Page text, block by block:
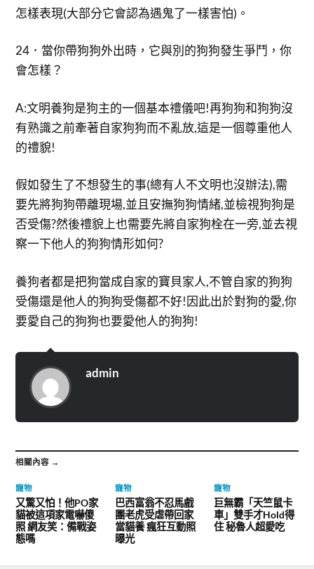
怎樣表現(大部分它會認為遇鬼了一樣害怕)。
24．當你帶狗狗外出時，它與別的狗狗發生爭鬥，你
會怎樣？
A:文明養狗是狗主的一個基本禮儀吧!再狗狗和狗狗沒
有熟識之前牽著自家狗狗而不亂放,這是一個尊重他人
的禮貌!
假如發生了不想發生的事(總有人不文明也沒辦法),需
要先將狗狗帶離現場,並且安撫狗狗情緒,並檢視狗狗是
否受傷?然後禮貌上也需要先將自家狗栓在一旁,並去視
察一下他人的狗狗情形如何?
養狗者都是把狗當成自家的寶貝家人,不管自家的狗狗
受傷還是他人的狗狗受傷都不好!因此出於對狗的愛,你
要愛自己的狗狗也要愛他人的狗狗!
admin
相關內容 →
寵物
又驚又怕！他PO家
貓被這項家電嚇傻
照 網友笑：備戰姿
態嗎
寵物
巴西富翁不忍馬戲
團老虎受虐帶回家
當貓養 瘋狂互動照
曝光
寵物
巨無霸「天竺鼠卡
車」雙手才Hold得
住 秘魯人超愛吃